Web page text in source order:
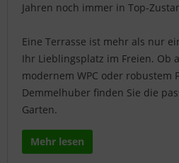
Jahren noch immer in Top-
Eine Terrasse ist mehr als nur
Ihr Lieblingsplatz im Freien. Ob
modernem WPC oder robustem
Demmelhuber finden Sie die
Garten.
Mehr lesen